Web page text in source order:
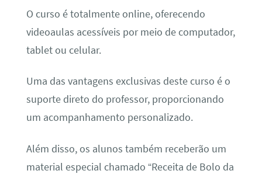
O curso é totalmente online, oferecendo
videoaulas acessíveis por meio de computador,
tablet ou celular.
Uma das vantagens exclusivas deste curso é o
suporte direto do professor, proporcionando
um acompanhamento personalizado.
Além disso, os alunos também receberão um
material especial chamado “Receita de Bolo da